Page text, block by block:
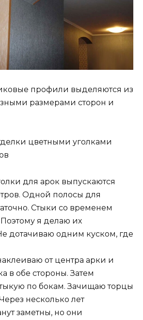
профили выделяются из
размерами сторон и
цветными уголками
для арок выпускаются
Одной полосы для
Стыки со временем
Поэтому я делаю их
дотачиваю одним куском, где
от центра арки и
в обе стороны. Затем
по бокам. Зачищаю торцы
несколько лет
заметны, но они